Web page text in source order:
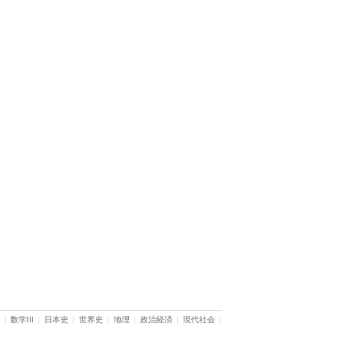
| 数学III | 日本史 | 世界史 | 地理 | 政治経済 | 現代社会 |